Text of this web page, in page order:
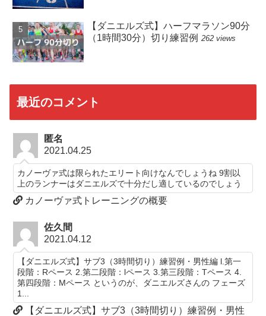
【ダニエルズ式】ハーフマラソン90分
（1時間30分）切り練習例 262 views
最近のコメント
匿名
2021.04.25
カノーヴァ式は限られたエリート向けなんでしょうね 9割以
上のランナーはダニエルズで十分だし適しているのでしょう
カノーヴァ式トレーニングの概要
佐久間
2021.04.12
【ダニエルズ式】サブ3（3時間切り）練習例・男性編 l.第一
段階：Rペース 2.第二段階：lペース 3.第三段階：Tペース 4.
第四段階：Mペース というのが、ダニエルズさんの フェーズ
1...
【ダニエルズ式】サブ3（3時間切り）練習例・男性